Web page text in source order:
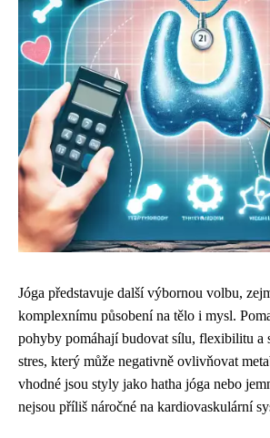
Jóga představuje další výbornou volbu,
komplexnímu působení na tělo i mysl.
pohyby pomáhají budovat sílu, flexibilitu a
stres, který může negativně ovlivňovat
vhodné jsou styly jako hatha jóga nebo
nejsou příliš náročné na kardiovaskulární